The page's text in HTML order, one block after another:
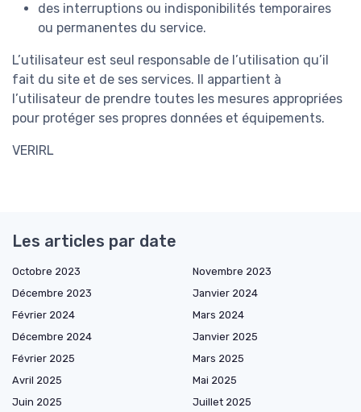
des interruptions ou indisponibilités temporaires
ou permanentes du service.
L’utilisateur est seul responsable de l’utilisation qu’il
fait du site et de ses services. Il appartient à
l’utilisateur de prendre toutes les mesures appropriées
pour protéger ses propres données et équipements.
VERIRL
Les articles par date
Octobre 2023
Novembre 2023
Décembre 2023
Janvier 2024
Février 2024
Mars 2024
Décembre 2024
Janvier 2025
Février 2025
Mars 2025
Avril 2025
Mai 2025
Juin 2025
Juillet 2025